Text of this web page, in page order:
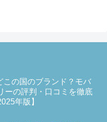
この国のブランド？モバ
ーの評判・口コミを徹底
年版】